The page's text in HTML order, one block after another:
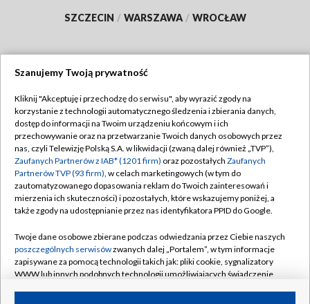
SZCZECIN / WARSZAWA / WROCŁAW
TVP
Abonament TVP
Emisja w TVP
Centrum informacji TVP
Naziemna Telewizja Cyfrowa
Rada Programowa
System NOS
Informacje o nadawcy
Regulamin TVP
Polityka prywatności
Moje zgody
Pomoc
Kontakt
Kanały
Szanujemy Twoją prywatność
Kliknij "Akceptuję i przechodzę do serwisu", aby wyrazić zgody na
korzystanie z technologii automatycznego śledzenia i zbierania danych,
dostęp do informacji na Twoim urządzeniu końcowym i ich
przechowywanie oraz na przetwarzanie Twoich danych osobowych przez
nas, czyli Telewizję Polską S.A. w likwidacji (zwaną dalej również „TVP”),
Zaufanych Partnerów z IAB* (1201 firm) oraz pozostałych Zaufanych
Partnerów TVP (93 firm), w celach marketingowych (w tym do
zautomatyzowanego dopasowania reklam do Twoich zainteresowań i
mierzenia ich skuteczności) i pozostałych, które wskazujemy poniżej, a
także zgody na udostępnianie przez nas identyfikatora PPID do Google.
Twoje dane osobowe zbierane podczas odwiedzania przez Ciebie naszych
poszczególnych serwisówzwanych dalej „Portalem”, w tym informacje
zapisywane za pomocą technologii takich jak: pliki cookie, sygnalizatory
WWW lub innych podobnych technologii umożliwiających świadczenie